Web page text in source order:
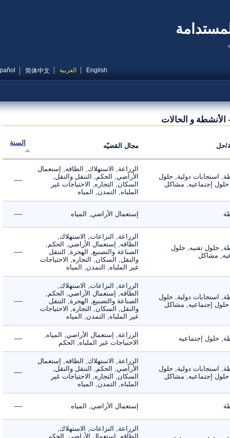
English العربية 简体中文
Español
و الحالات
مجال القضيّه السنة
استجابات دولية, حلول
إجتماعيه, مشاكل
الزراعة, الاستهلاك, الطاقه, إستعمال
الأراضي, الحكم, التنقل والنقل,
السكان, التجاره, الاحتياجات غير
الملباه, التمدن, المياه
----
إستعمال الأراضي, المياه ----
حلول تقنيه, حلول
مشاكل
الزراعة, النزاعات, الاستهلاك,
الطاقه, إستعمال الأراضي, الحكم,
الصناعة والتصنيع, الهجرة, التنقل
والنقل, السكان, التجاره, الاحتياجات
غير الملباه, التمدن, المياه
----
استجابات دولية, حلول
إجتماعيه, مشاكل
الزراعة, النزاعات, الاستهلاك,
الطاقه, إستعمال الأراضي, الحكم,
الصناعة والتصنيع, الهجرة, التنقل
والنقل, السكان, التجاره, الاحتياجات
غير الملباه, التمدن, المياه
----
حلول إجتماعيه
الزراعة, إستعمال الأراضي, المياه,
الاحتياجات غير الملباه, الحكم
----
استجابات دولية, حلول
إجتماعيه, مشاكل
الزراعة, الاستهلاك, الطاقه, إستعمال
الأراضي, الحكم, التنقل والنقل,
السكان, التجاره, الاحتياجات غير
الملباه, التمدن, المياه
----
إستعمال الأراضي, المياه ----
الزراعة, النزاعات, الاستهلاك,
الطاقه, إستعمال الأراضي, الحكم,